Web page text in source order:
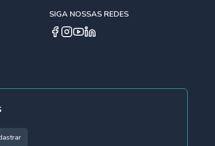
SIGA NOSSAS REDES